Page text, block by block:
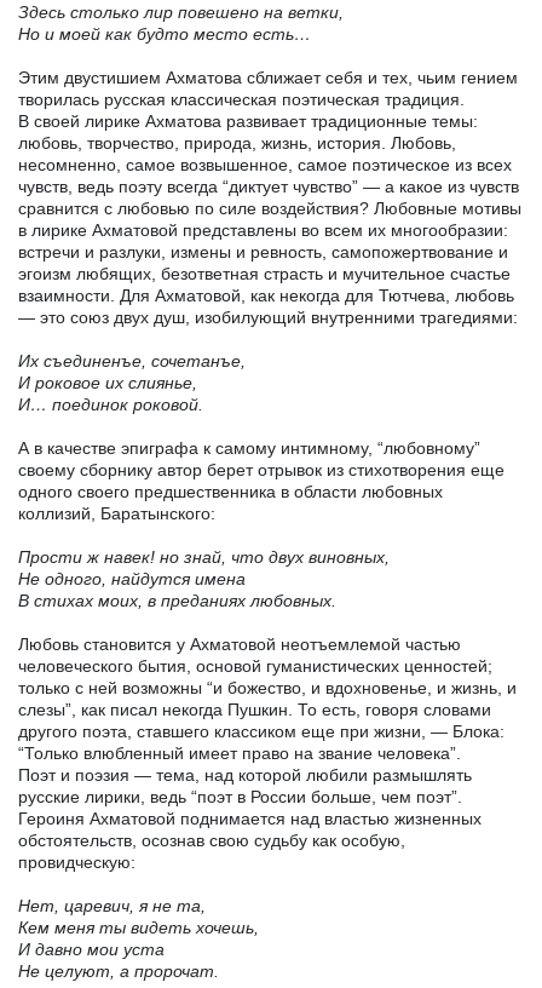
Здесь столько лир повешено на ветки,
Но и моей как будто место есть…
Этим двустишием Ахматова сближает себя и тех, чьим гением
творилась русская классическая поэтическая традиция.
В своей лирике Ахматова развивает традиционные темы:
любовь, творчество, природа, жизнь, история. Любовь,
несомненно, самое возвышенное, самое поэтическое из всех
чувств, ведь поэту всегда “диктует чувство” — а какое из чувств
сравнится с любовью по силе воздействия? Любовные мотивы
в лирике Ахматовой представлены во всем их многообразии:
встречи и разлуки, измены и ревность, самопожертвование и
эгоизм любящих, безответная страсть и мучительное счастье
взаимности. Для Ахматовой, как некогда для Тютчева, любовь
— это союз двух душ, изобилующий внутренними трагедиями:
Их съединенъе, сочетанъе,
И роковое их слиянье,
И… поединок роковой.
А в качестве эпиграфа к самому интимному, “любовному”
своему сборнику автор берет отрывок из стихотворения еще
одного своего предшественника в области любовных
коллизий, Баратынского:
Прости ж навек! но знай, что двух виновных,
Не одного, найдутся имена
В стихах моих, в преданиях любовных.
Любовь становится у Ахматовой неотъемлемой частью
человеческого бытия, основой гуманистических ценностей;
только с ней возможны “и божество, и вдохновенье, и жизнь, и
слезы”, как писал некогда Пушкин. То есть, говоря словами
другого поэта, ставшего классиком еще при жизни, — Блока:
“Только влюбленный имеет право на звание человека”.
Поэт и поэзия — тема, над которой любили размышлять
русские лирики, ведь “поэт в России больше, чем поэт”.
Героиня Ахматовой поднимается над властью жизненных
обстоятельств, осознав свою судьбу как особую,
провидческую:
Нет, царевич, я не та,
Кем меня ты видеть хочешь,
И давно мои уста
Не целуют, а пророчат.